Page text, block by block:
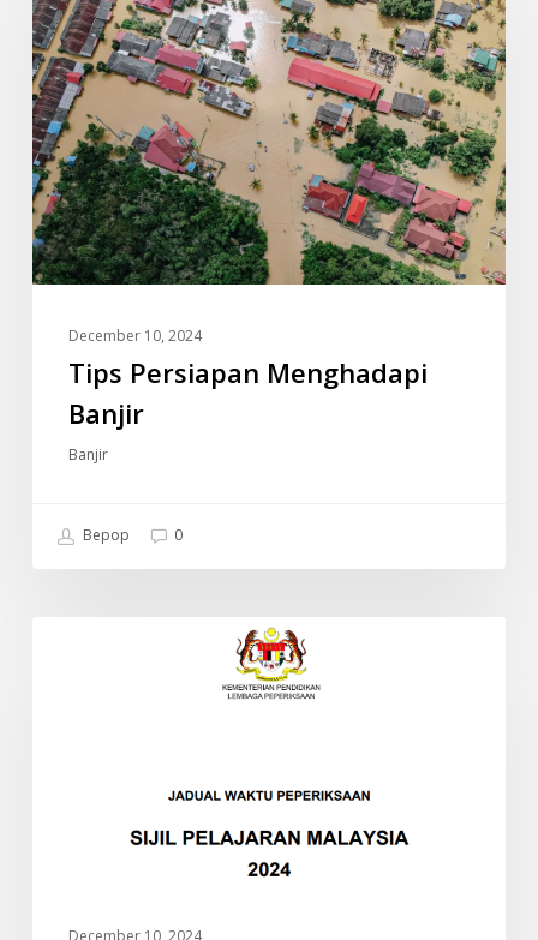
Menghadapi
Banjir
December 10, 2024
Tips Persiapan Menghadapi
Banjir
Banjir
Bepop 0